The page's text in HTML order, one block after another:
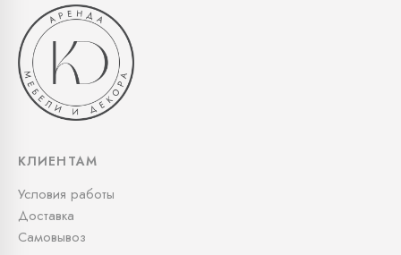
КЛИЕНТАМ
Условия работы
Доставка
Самовывоз